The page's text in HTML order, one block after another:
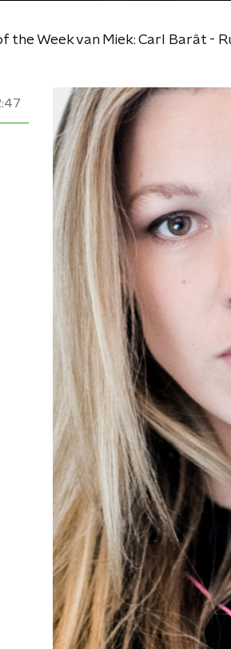
the Week van Miek: Carl Barât -